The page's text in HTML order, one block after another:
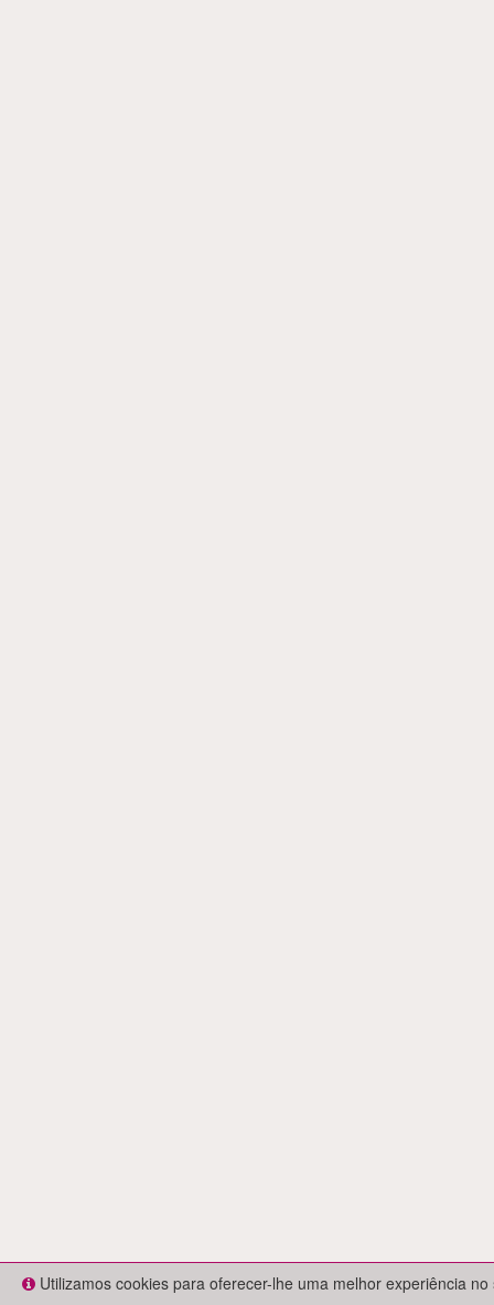
Utilizamos cookies para oferecer-lhe uma melhor experiência